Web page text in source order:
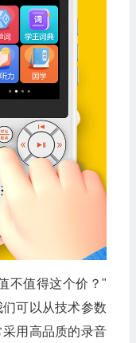
不值得这个价？"
可以从技术参数
用高品质的录音